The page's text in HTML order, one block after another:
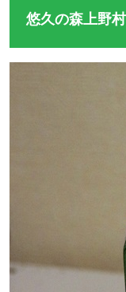
悠久の森上野